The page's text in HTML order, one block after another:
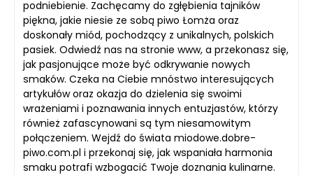
podniebienie. Zachęcamy do zgłębienia tajników
piękna, jakie niesie ze sobą piwo Łomża oraz
doskonały miód, pochodzący z unikalnych, polskich
pasiek. Odwiedź nas na stronie www, a przekonasz się,
jak pasjonujące może być odkrywanie nowych
smaków. Czeka na Ciebie mnóstwo interesujących
artykułów oraz okazja do dzielenia się swoimi
wrażeniami i poznawania innych entuzjastów, którzy
również zafascynowani są tym niesamowitym
połączeniem. Wejdź do świata miodowe.dobre-
piwo.com.pl i przekonaj się, jak wspaniała harmonia
smaku potrafi wzbogacić Twoje doznania kulinarne.